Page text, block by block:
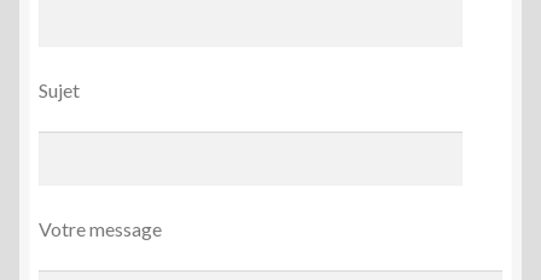
Sujet
Votre message